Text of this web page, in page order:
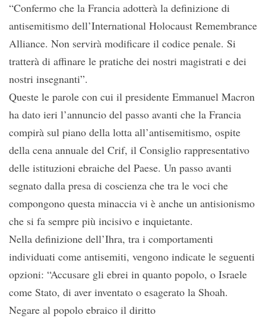
“Confermo che la Francia adotterà la definizione di
antisemitismo dell’International Holocaust Remembrance
Alliance. Non servirà modificare il codice penale. Si
tratterà di affinare le pratiche dei nostri magistrati e dei
nostri insegnanti”.
Queste le parole con cui il presidente Emmanuel Macron
ha dato ieri l’annuncio del passo avanti che la Francia
compirà sul piano della lotta all’antisemitismo, ospite
della cena annuale del Crif, il Consiglio rappresentativo
delle istituzioni ebraiche del Paese. Un passo avanti
segnato dalla presa di coscienza che tra le voci che
compongono questa minaccia vi è anche un antisionismo
che si fa sempre più incisivo e inquietante.
Nella definizione dell’Ihra, tra i comportamenti
individuati come antisemiti, vengono indicate le seguenti
opzioni: “Accusare gli ebrei in quanto popolo, o Israele
come Stato, di aver inventato o esagerato la Shoah.
Negare al popolo ebraico il diritto